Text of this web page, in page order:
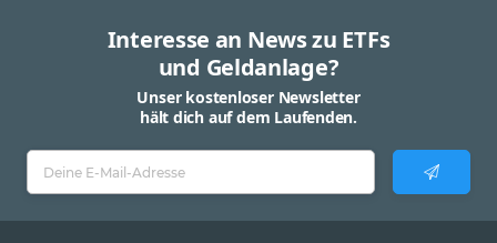
Interesse an News zu ETFs
und Geldanlage?
Unser kostenloser Newsletter
hält dich auf dem Laufenden.